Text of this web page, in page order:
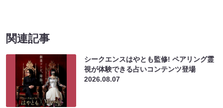
関連記事
シークエンスはやとも監修! ペアリング霊
視が体験できる占いコンテンツ登場
2026.08.07